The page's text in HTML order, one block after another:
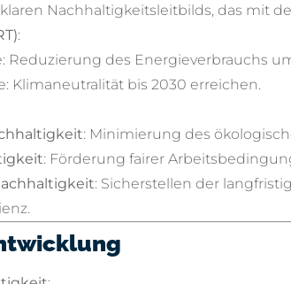
Nachhaltigkeitsleitbilds, das mit
:
Reduzierung des Energieverbrauchs
Klimaneutralität bis 2030 erreichen.
: Minimierung des
: Förderung fairer
: Sicherstellen der